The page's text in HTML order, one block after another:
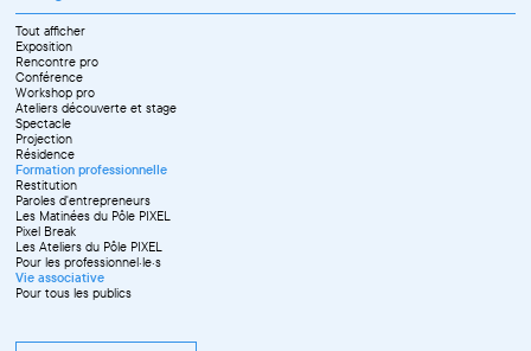
Tout afficher
Exposition
Rencontre pro
Conférence
Workshop pro
Ateliers découverte et stage
Spectacle
Projection
Résidence
Formation professionnelle
Restitution
Paroles d'entrepreneurs
Les Matinées du Pôle PIXEL
Pixel Break
Les Ateliers du Pôle PIXEL
Pour les professionnel·le·s
Vie associative
Pour tous les publics